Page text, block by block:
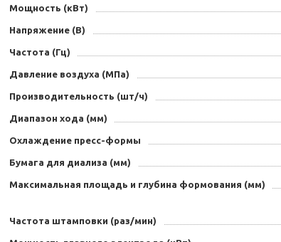
Мощность (кВт)
Напряжение (В)
Частота (Гц)
Давление воздуха (МПа)
Производительность (шт/ч)
Диапазон хода (мм)
Охлаждение пресс-формы
Бумага для диализа (мм)
Максимальная площадь и глубина формования (мм)
Частота штамповки (раз/мин)